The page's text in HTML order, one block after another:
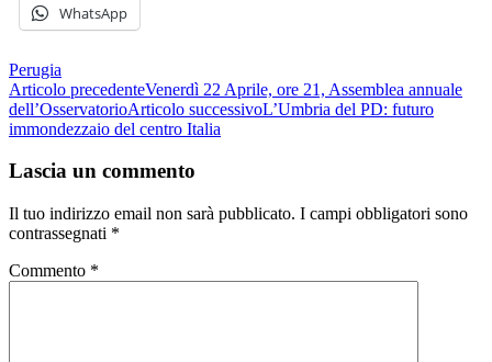
WhatsApp
Perugia
Navigazione
articolo
Articolo precedenteVenerdì 22 Aprile, ore 21, Assemblea annuale
dell’OsservatorioArticolo successivoL’Umbria del PD: futuro
immondezzaio del centro Italia
Lascia un commento
Il tuo indirizzo email non sarà pubblicato. I campi obbligatori sono
contrassegnati *
Commento *